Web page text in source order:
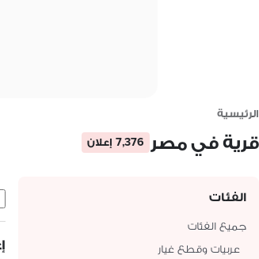
الرئيسية
قرية في مصر 7,376 إعلان
الفئات
جميع الفئات
عربيات وقطع غيار